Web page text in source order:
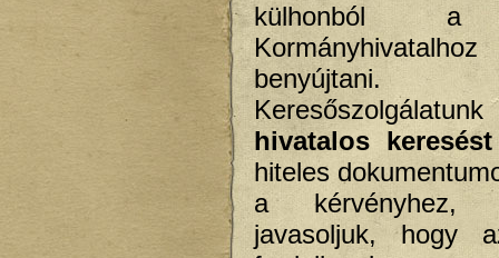
külhonból a
benyújtani.
hivatalos keresést
hiteles
a kérvényhez,
javasoljuk, hogy